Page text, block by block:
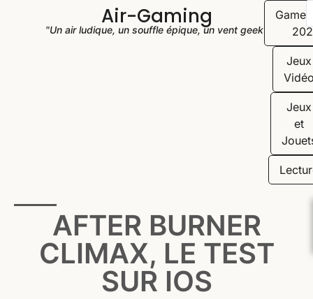
Air-Gaming
"Un air ludique, un souffle épique, un vent geek"
Jeux
Jeux
et
AFTER BURNER
CLIMAX, LE TEST
SUR IOS